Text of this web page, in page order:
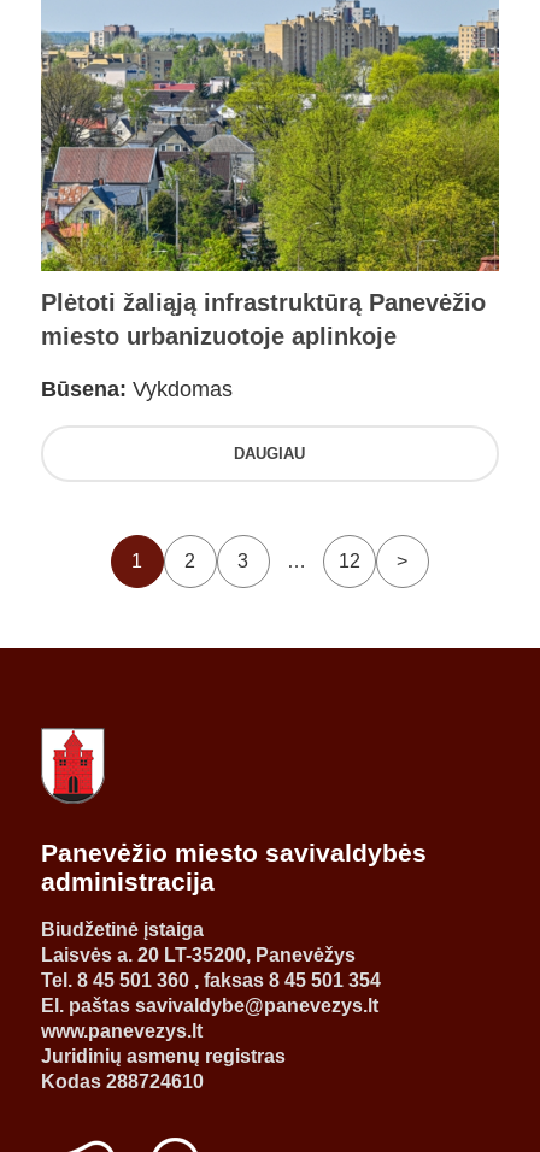
Plėtoti žaliąją infrastruktūrą Panevėžio
miesto urbanizuotoje aplinkoje
Būsena: Vykdomas
DAUGIAU
1 2 3 … 12 >
Panevėžio miesto savivaldybės
administracija
Biudžetinė įstaiga
Laisvės a. 20 LT-35200, Panevėžys
Tel. 8 45 501 360 , faksas 8 45 501 354
El. paštas savivaldybe@panevezys.lt
www.panevezys.lt
Juridinių asmenų registras
Kodas 288724610